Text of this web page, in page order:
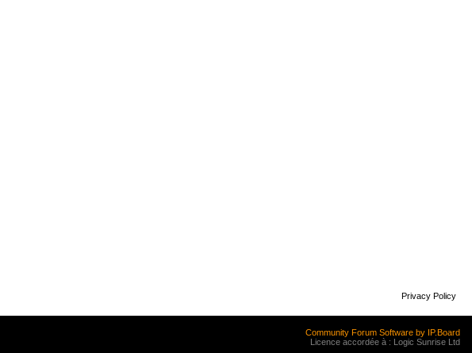
Privacy Policy
Community Forum Software by IP.Board
Licence accordée à : Logic Sunrise Ltd